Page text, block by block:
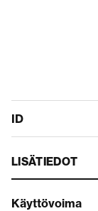
ID
LISÄTIEDOT
Käyttövoima